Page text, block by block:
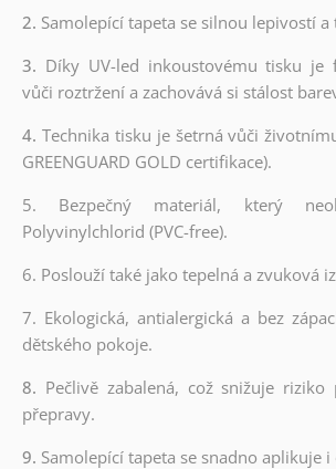
2. Samolepící tapeta se silnou lepivostí
3. Díky UV-led inkoustovému tisku je
vůči roztržení a zachovává si stálost
4. Technika tisku je šetrná vůči
GREENGUARD GOLD certifikace).
5. Bezpečný materiál, který
Polyvinylchlorid (PVC-free).
6. Poslouží také jako tepelná a zvuková
7. Ekologická, antialergická a bez
dětského pokoje.
8. Pečlivě zabalená, což snižuje riziko
přepravy.
9. Samolepící tapeta se snadno aplikuje